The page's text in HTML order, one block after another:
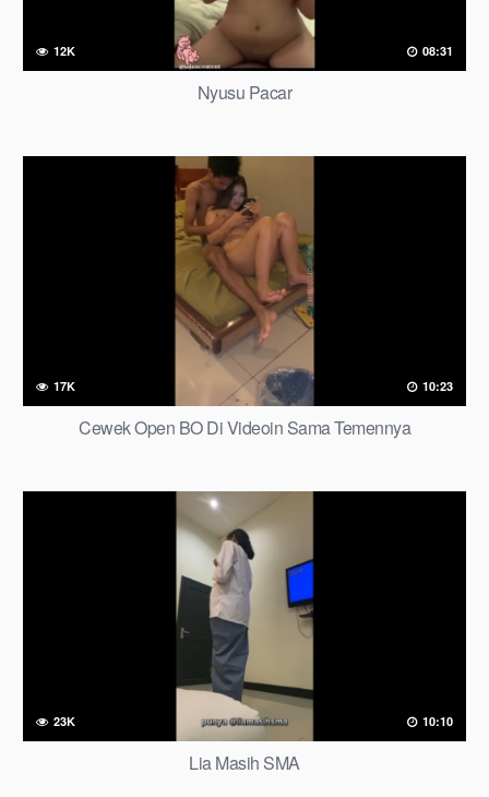
12K 08:31
Nyusu Pacar
17K 10:23
Cewek Open BO Di Videoin Sama Temennya
23K 10:10
Lia Masih SMA